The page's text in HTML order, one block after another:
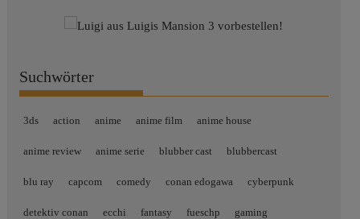
Suchwörter
3ds action anime anime film anime house
anime review anime serie blubber cast blubbercast
blu ray capcom comedy conan edogawa cyberpunk
detektiv conan ecchi fantasy fueschp gaming